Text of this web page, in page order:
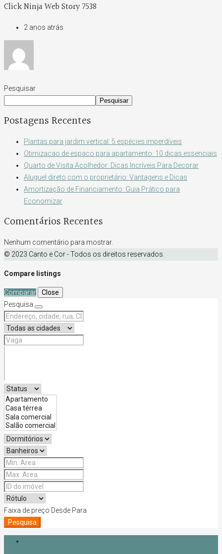
Click Ninja Web Story 7538
2 anos atrás
Pesquisar
Pesquisar
Postagens Recentes
Plantas para jardim vertical: 5 espécies imperdíveis
Otimizacao de espaco para apartamento: 10 dicas essenciais
Quarto de Visita Acolhedor: Dicas Incríveis Para Decorar
Aluguel direto com o proprietário: Vantagens e Dicas
Amortização de Financiamento: Guia Prático para
Economizar
Comentários Recentes
Nenhum comentário para mostrar.
© 2023 Canto e Cor - Todos os direitos reservados.
Compare listings
Comparar
Close
Pesquisa
Faixa de preço Desde Para
Pesquisa